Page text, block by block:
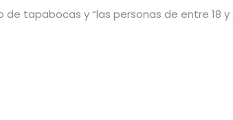
de tapabocas y “las personas de entre 18